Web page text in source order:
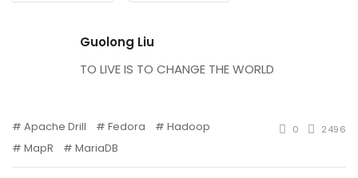
Guolong Liu
TO LIVE IS TO CHANGE THE WORLD
Apache Drill Fedora
Hadoop
MapR
MariaDB
0 2496